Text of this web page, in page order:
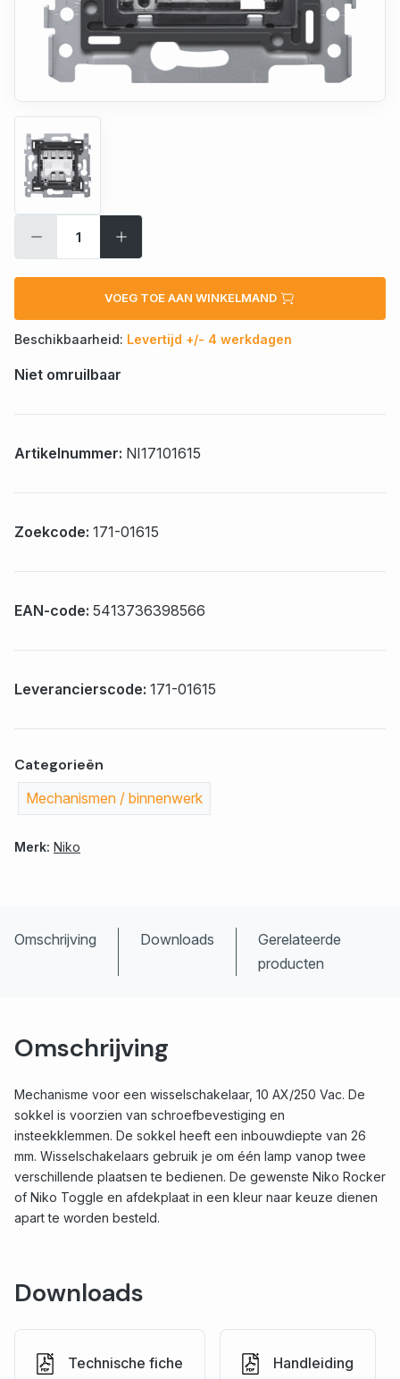
VOEG TOE AAN WINKELMAND
Beschikbaarheid: Levertijd +/- 4 werkdagen
Niet omruilbaar
Artikelnummer: NI17101615
Zoekcode: 171-01615
EAN-code: 5413736398566
Leverancierscode: 171-01615
Categorieën
Mechanismen / binnenwerk
Merk: Niko
Omschrijving Downloads
Gerelateerde
producten
Omschrijving
Mechanisme voor een wisselschakelaar, 10 AX/250 Vac. De
sokkel is voorzien van schroefbevestiging en
insteekklemmen. De sokkel heeft een inbouwdiepte van 26
mm. Wisselschakelaars gebruik je om één lamp vanop twee
verschillende plaatsen te bedienen. De gewenste Niko Rocker
of Niko Toggle en afdekplaat in een kleur naar keuze dienen
apart te worden besteld.
Downloads
Technische fiche Handleiding